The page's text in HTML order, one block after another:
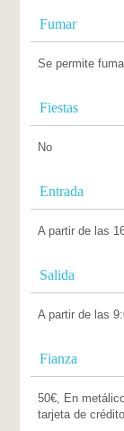
Fumar
Se permite
Fiestas
No
Entrada
A partir de las
Salida
A partir de las
Fianza
50€, En
tarjeta de